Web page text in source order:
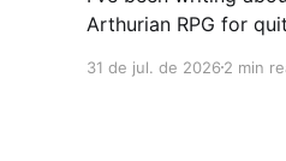
Arthurian RPG for
campaign lasting
31 de jul. de 2026 2 min